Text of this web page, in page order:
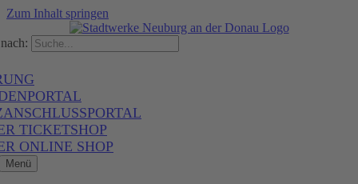
Zum Inhalt springen
TICKETSHOP
ONLINE SHOP
Menü